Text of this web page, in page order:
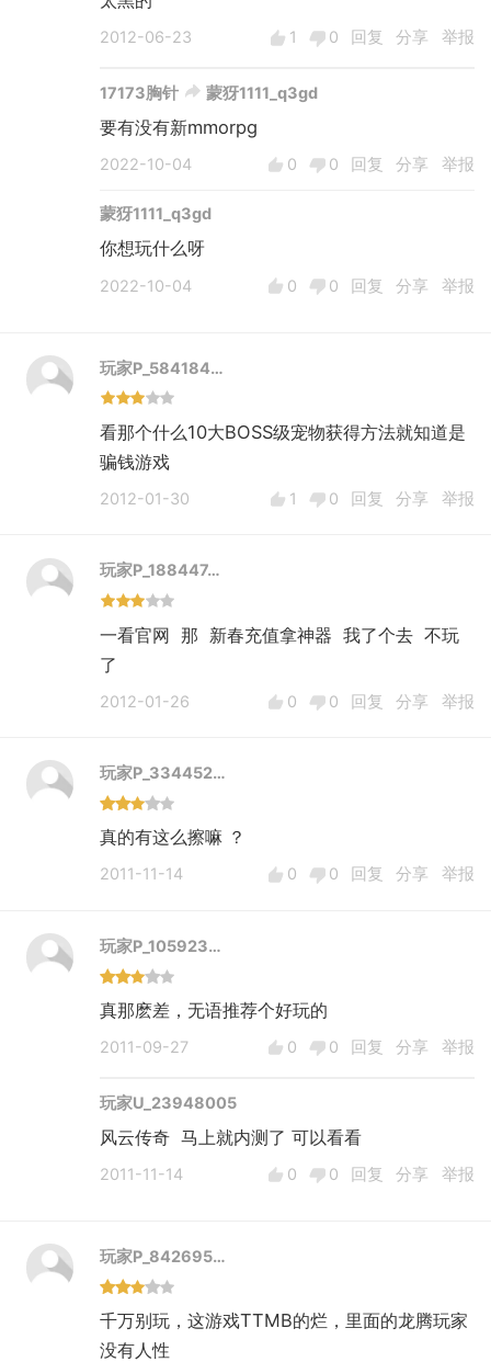
2012-06-23 1 0 回复 分享 举报
17173胸针 蒙犽1111_q3gd
要有没有新mmorpg
2022-10-04 0 0 回复 分享 举报
蒙犽1111_q3gd
你想玩什么呀
2022-10-04 0 0 回复 分享 举报
玩家P_584184…
看那个什么10大BOSS级宠物获得方法就知道是
骗钱游戏
2012-01-30 1 0 回复 分享 举报
玩家P_188447…
一看官网 那 新春充值拿神器 我了个去 不玩
了
2012-01-26 0 0 回复 分享 举报
玩家P_334452…
真的有这么擦嘛 ？
2011-11-14 0 0 回复 分享 举报
玩家P_105923…
真那麽差，无语推荐个好玩的
2011-09-27 0 0 回复 分享 举报
玩家U_23948005
风云传奇 马上就内测了 可以看看
2011-11-14 0 0 回复 分享 举报
玩家P_842695…
千万别玩，这游戏TTMB的烂，里面的龙腾玩家
没有人性